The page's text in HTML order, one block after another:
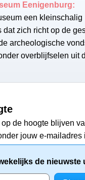
Eenigenburg:
een kleinschalig
dat zich richt op de
archeologische
overblijfselen uit
de hoogte blijven
jouw e-mailadres
de nieuwste